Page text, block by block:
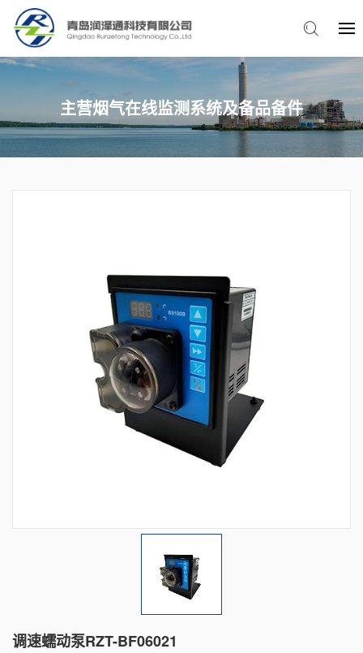
主营烟气在线监测系统及备品备件
调速蠕动泵RZT-BF06021